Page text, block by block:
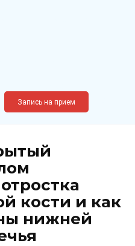
62, к12
Запись на прием
кости и как
нижней